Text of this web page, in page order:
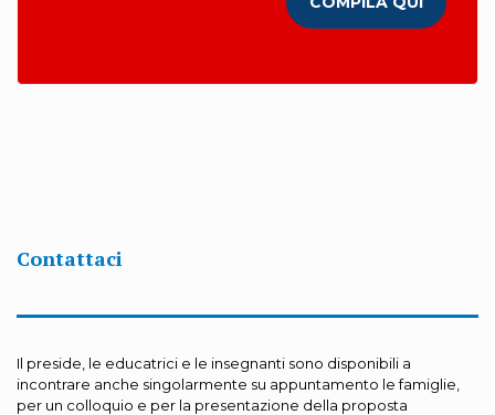
Contattaci
Il preside, le educatrici e le insegnanti sono disponibili a
incontrare anche singolarmente su appuntamento le famiglie,
per un colloquio e per la presentazione della proposta